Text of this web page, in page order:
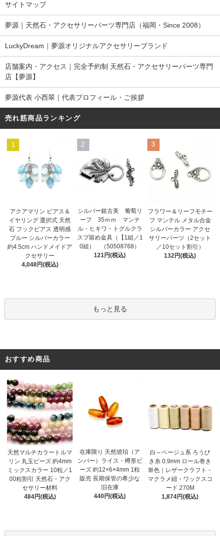
サイトマップ
夢源｜天然石・アクセサリーパーツ専門店（福岡・Since 2008）
LuckyDream｜夢源オリジナルアクセサリーブランド
店舗案内・アクセス｜完全予約制 天然石・アクセサリーパーツ専門
店【夢源】
夢源代表 小西翠｜代表プロフィール・ご挨拶
売れ筋商品ランキング
1
アクアマリン ピアス＆
イヤリング 選択式 天然
石 フックピアス 透明感
ブルー シルバーカラー
約4.5cm ハンドメイドア
クセサリー
4,048円(税込)
2
シルバー銀古美 葡萄リ
ーフ 35ｍｍ マンテ
ル・ヒキワ・トグルクラ
スプ留め金具（【1組／1
0組） （50508768）
121円(税込)
3
フラワー＆リーフモチー
フ マンテル メタル合金
シルバーカラー アクセ
サリーパーツ（2セット
／10セット割引）
132円(税込)
もっと見る
おすすめ商品
天然マルチカラートルマ
リン 丸玉ビーズ 約4mm
ミックスカラー 10粒／1
00粒割引 天然石・アク
セサリー材料
484円(税込)
在庫限り 天然琥珀（ア
ンバー）ライス・樽形ビ
ーズ 約12×6×4mm 1粒
販売 長期保管の希少な
旧在庫
440円(税込)
白～ベージュ系 ろうび
き糸 0.9mm ロール巻き
単色｜レザークラフト・
マクラメ紐・ワックスコ
ード 270M
1,874円(税込)